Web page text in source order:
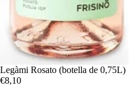
Legàmi Rosato (botella de 0,75L)
€8,10